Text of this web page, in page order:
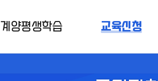
계양평생학습 교육신청